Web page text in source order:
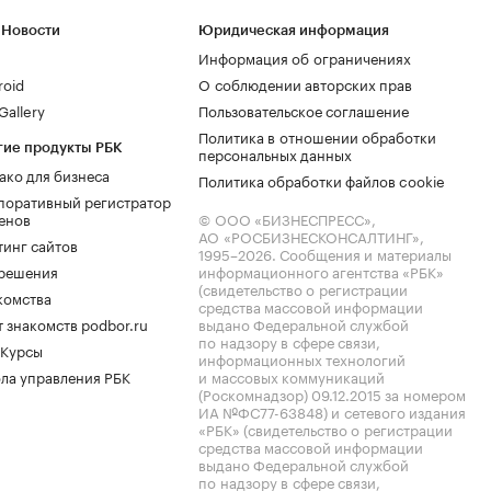
продукты РБК
для бизнеса
регистратор
сайтов
знакомств podbor.ru
управления РБК
Юридическая информация
Информация об ограничениях
О соблюдении авторских прав
Пользовательское соглашение
Политика в отношении обработки
персональных данных
Политика обработки файлов cookie
© ООО «БИЗНЕСПРЕСС»,
АО «РОСБИЗНЕСКОНСАЛТИНГ»,
1995–2026. Сообщения и материалы
информационного агентства «РБК»
(свидетельство о регистрации
средства массовой информации
выдано Федеральной службой
по надзору в сфере связи,
информационных технологий
и массовых коммуникаций
(Роскомнадзор) 09.12.2015 за номером
ИА №ФС77-63848) и сетевого издания
«РБК» (свидетельство о регистрации
средства массовой информации
выдано Федеральной службой
по надзору в сфере связи,